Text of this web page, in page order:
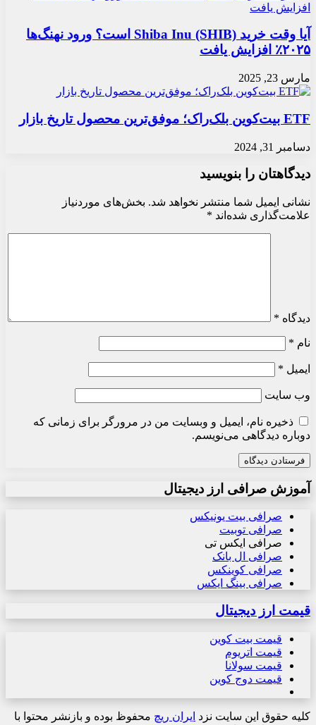
آیا وقت خرید Shiba Inu (SHIB) است؟ ورود نهنگ‌ها
۲۰۲۵٪ افزایش یافت
مارس 23, 2025
ETF بیت‌کوین بلک‌راک؛ موفق‌ترین محصول تاریخ بازار
دسامبر 31, 2024
دیدگاهتان را بنویسید
نشانی ایمیل شما منتشر نخواهد شد. بخش‌های موردنیاز
علامت‌گذاری شده‌اند *
دیدگاه *
نام *
ایمیل *
وب‌ سایت
ذخیره نام، ایمیل و وبسایت من در مرورگر برای زمانی که
دوباره دیدگاهی می‌نویسم.
آموزش صرافی ارز دیجیتال
صرافی بیت یونیکس
صرافی توبیت
صرافی ایکس تی
صرافی ال بانک
صرافی کوینکس
صرافی بینگ ایکس
قیمت ارز دیجیتال
قیمت بیت کوین
قیمت اتریوم
قیمت سولانا
قیمت دوج کوین
کلیه حقوق این سایت نزد ایران ریچ محفوظ بوده و بازنشر محتوا با